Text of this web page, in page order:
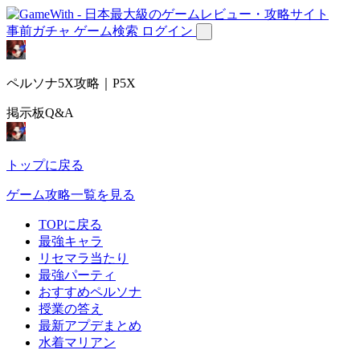
事前ガチャ ゲーム検索 ログイン
ペルソナ5X攻略｜P5X
掲示板Q&A
トップに戻る
ゲーム攻略一覧を見る
TOPに戻る
最強キャラ
リセマラ当たり
最強パーティ
おすすめペルソナ
授業の答え
最新アプデまとめ
水着マリアン